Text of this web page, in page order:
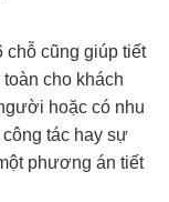
cũng giúp tiết
cho khách
hoặc có nhu
tác hay sự
phương án tiết